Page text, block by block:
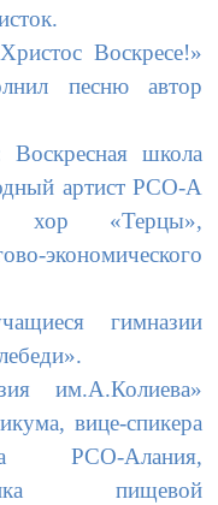
Воскресе!»
песню автор
Воскресная школа
артист РСО-А
хор «Терцы»,
экономического
гимназии
им.А.Колиева»
вице-спикера
РСО-Алания,
пищевой